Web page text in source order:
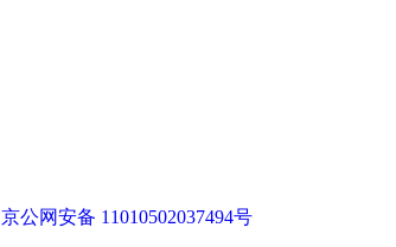
京公网安备 11010502037494号